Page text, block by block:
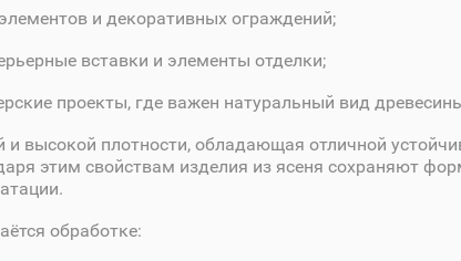
и декоративных ограждений;
вставки и элементы отделки;
проекты, где важен натуральный вид
и высокой плотности, обладающая отличной
этим свойствам изделия из ясеня сохраняют
обработке: